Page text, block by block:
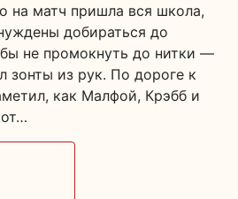
на матч пришла вся школа,
добираться до
не промокнуть до нитки —
зонты из рук. По дороге к
как Малфой, Крэбб и